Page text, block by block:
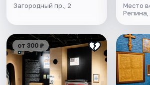
Загородный пр., 2
Место
Репина,
от 300 ₽